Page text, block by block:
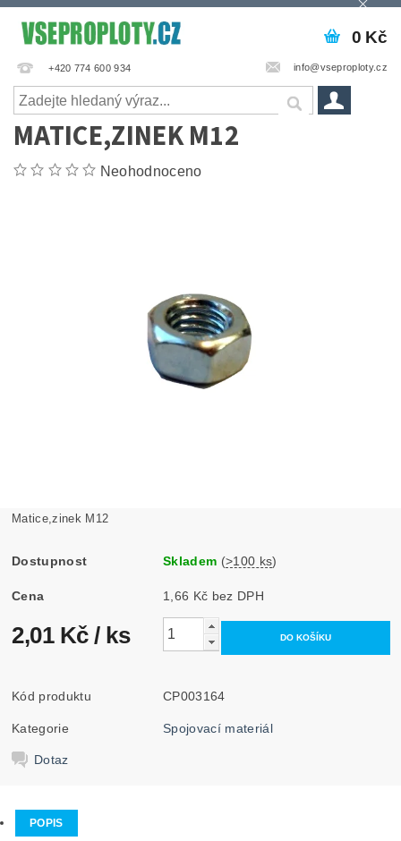
+420 774 600 934 info@vseproploty.cz
0 Kč
MATICE,ZINEK M12
Neohodnoceno
Matice,zinek M12
Dostupnost Skladem (>100 ks)
Cena 1,66 Kč bez DPH
2,01 Kč/ ks
Kód produktu CP003164
Kategorie Spojovací materiál
Dotaz
POPIS